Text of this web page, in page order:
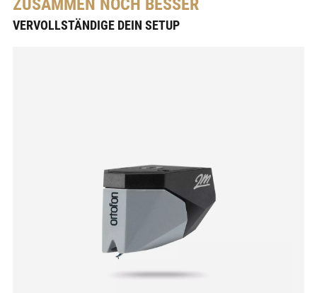
ZUSAMMEN NOCH BESSER
VERVOLLSTÄNDIGE DEIN SETUP